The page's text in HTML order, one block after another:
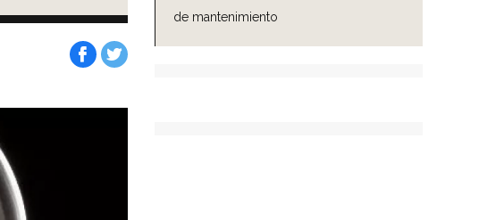
de mantenimiento